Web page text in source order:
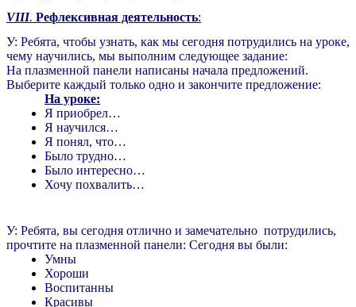
VIII. Рефлексивная деятельность:
У: Ребята, чтобы узнать, как мы сегодня потрудились на уроке,
чему научились, мы выполним следующее задание:
На плазменной панели написаны начала предложений.
Выберите каждый только одно и закончите предложение:
На уроке:
Я приобрел…
Я научился…
Я понял, что…
Было трудно…
Было интересно…
Хочу похвалить…
У: Ребята, вы сегодня отлично и замечательно потрудились,
прочтите на плазменной панели: Сегодня вы были:
Умны
Хороши
Воспитанны
Красивы